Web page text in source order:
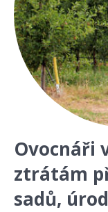
Ovocnáři
ztrátám
sadů,